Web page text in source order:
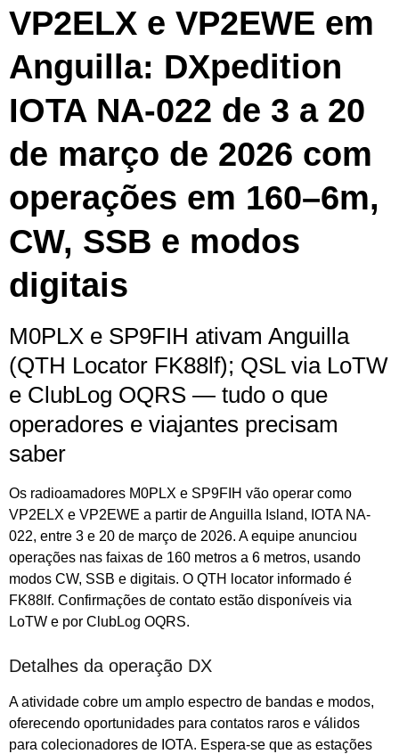
VP2ELX e VP2EWE em
Anguilla: DXpedition
IOTA NA-022 de 3 a 20
de março de 2026 com
operações em 160–6m,
CW, SSB e modos
digitais
M0PLX e SP9FIH ativam Anguilla
(QTH Locator FK88lf); QSL via LoTW
e ClubLog OQRS — tudo o que
operadores e viajantes precisam
saber
Os radioamadores M0PLX e SP9FIH vão operar como
VP2ELX e VP2EWE a partir de Anguilla Island, IOTA NA-
022, entre 3 e 20 de março de 2026. A equipe anunciou
operações nas faixas de 160 metros a 6 metros, usando
modos CW, SSB e digitais. O QTH locator informado é
FK88lf. Confirmações de contato estão disponíveis via
LoTW e por ClubLog OQRS.
Detalhes da operação DX
A atividade cobre um amplo espectro de bandas e modos,
oferecendo oportunidades para contatos raros e válidos
para colecionadores de IOTA. Espera-se que as estações